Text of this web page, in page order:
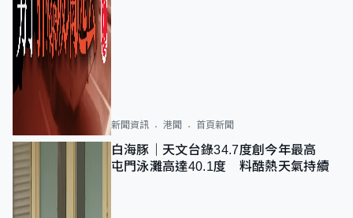
新聞資訊 港聞 首頁新聞
白海豚｜天文台錄34.7度創今年最高
屯門泳灘高達40.1度 料酷熱天氣持續